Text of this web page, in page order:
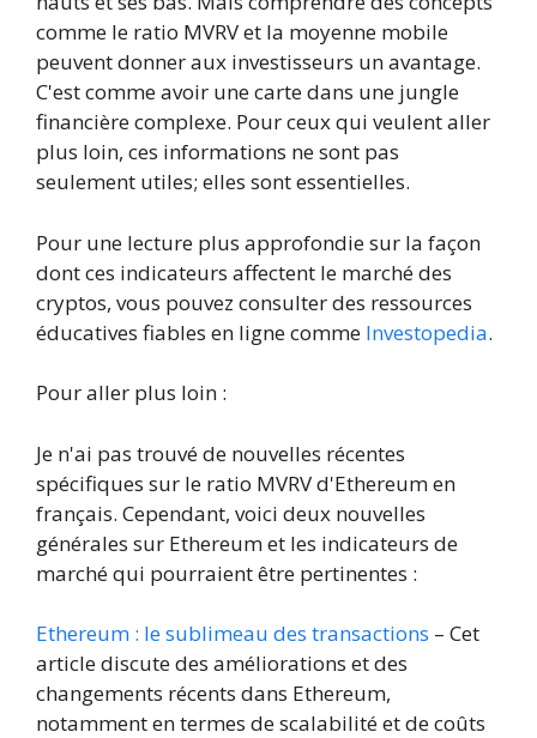
comme le ratio MVRV et la moyenne mobile
peuvent donner aux investisseurs un avantage.
C'est comme avoir une carte dans une jungle
financière complexe. Pour ceux qui veulent aller
plus loin, ces informations ne sont pas
seulement utiles; elles sont essentielles.
Pour une lecture plus approfondie sur la façon
dont ces indicateurs affectent le marché des
cryptos, vous pouvez consulter des ressources
éducatives fiables en ligne comme Investopedia.
Pour aller plus loin :
Je n'ai pas trouvé de nouvelles récentes
spécifiques sur le ratio MVRV d'Ethereum en
français. Cependant, voici deux nouvelles
générales sur Ethereum et les indicateurs de
marché qui pourraient être pertinentes :
Ethereum : le sublimeau des transactions – Cet
article discute des améliorations et des
changements récents dans Ethereum,
notamment en termes de scalabilité et de coûts